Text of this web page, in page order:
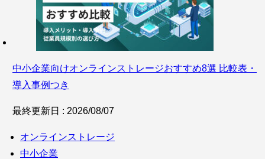
中小企業向けオンラインストレージおすすめ8選 比較表・
導入事例つき
最終更新日 : 2026/08/07
オンラインストレージ
中小企業